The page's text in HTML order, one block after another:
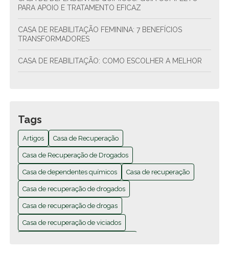
PARA APOIO E TRATAMENTO EFICAZ
CASA DE REABILITAÇÃO FEMININA: 7 BENEFÍCIOS
TRANSFORMADORES
CASA DE REABILITAÇÃO: COMO ESCOLHER A MELHOR
CASA DE REABILITAÇÃO: COMO ESCOLHER A MELHOR
PARA SEU TRATAMENTO
CASA DE REABILITAÇÃO: SAÚDE E BEM-ESTAR
CASA DE RECUPERAÇÃO DE DROGADOS TRANSFORMA
VIDAS COM TRATAMENTO EFICAZ E APOIO EMOCIONAL
CASA DE RECUPERAÇÃO DE DROGADOS TRANSFORMA
VIDAS E OFERECE ESPERANÇA PARA A RECUPERAÇÃO
CASA DE RECUPERAÇÃO DE DROGADOS TRANSFORMA
Tags
Artigos Casa de Recuperação
Casa de Recuperação de Drogados
Casa de dependentes químicos Casa de recuperação
Casa de recuperação de drogados
Casa de recuperação de drogas
Casa de recuperação de viciados